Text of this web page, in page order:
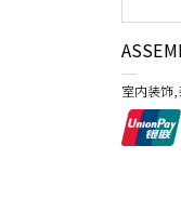
室内装饰